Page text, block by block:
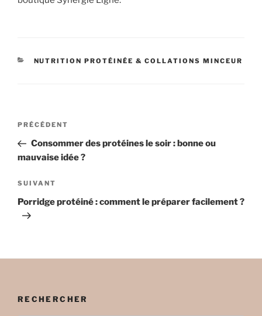
CATÉGORIES
NUTRITION PROTÉINÉE & COLLATIONS MINCEUR
Navigation
l’article
Article
précédent
PRÉCÉDENT
Consommer des protéines le soir : bonne ou
mauvaise idée ?
Article
suivant
SUIVANT
Porridge protéiné : comment le préparer facilement ?
RECHERCHER